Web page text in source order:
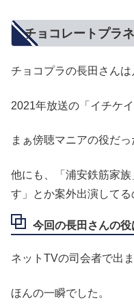
チョコレートプラ
チョコプラの長田さんは
2021年放送の「イチケ
まぁ傍聴マニアの役だ
他にも、「浦安鉄筋家
す」とか案外出演してる
今回の長田さんの役
ネットTVの司会者で出ま
ほんの一瞬でした。